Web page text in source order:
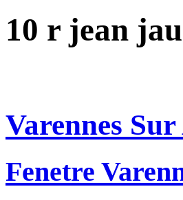
10 r jean
Varennes
Fenetre